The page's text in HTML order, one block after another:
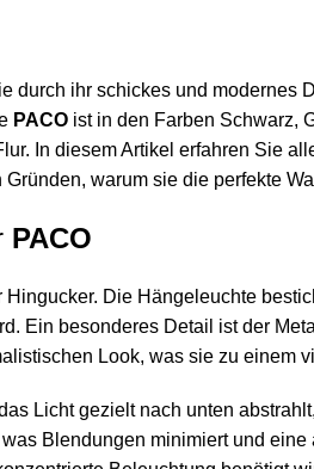
durch ihr schickes und modernes
PACO ist in den Farben Schwarz,
In diesem Artikel erfahren Sie
warum sie die perfekte
PACO
Hingucker. Die Hängeleuchte
Ein besonderes Detail ist der
Look, was sie zu einem
Licht gezielt nach unten
Blendungen minimiert und